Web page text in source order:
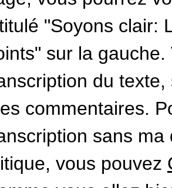
"Soyons clair:
sur la gauche.
du texte,
commentaires.
sans ma
vous pouvez